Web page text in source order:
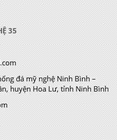
35
đá mỹ nghệ Ninh Bình –
huyện Hoa Lư, tỉnh Ninh Bình